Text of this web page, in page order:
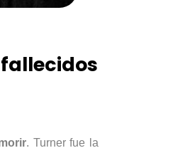
fallecidos
. Turner fue la